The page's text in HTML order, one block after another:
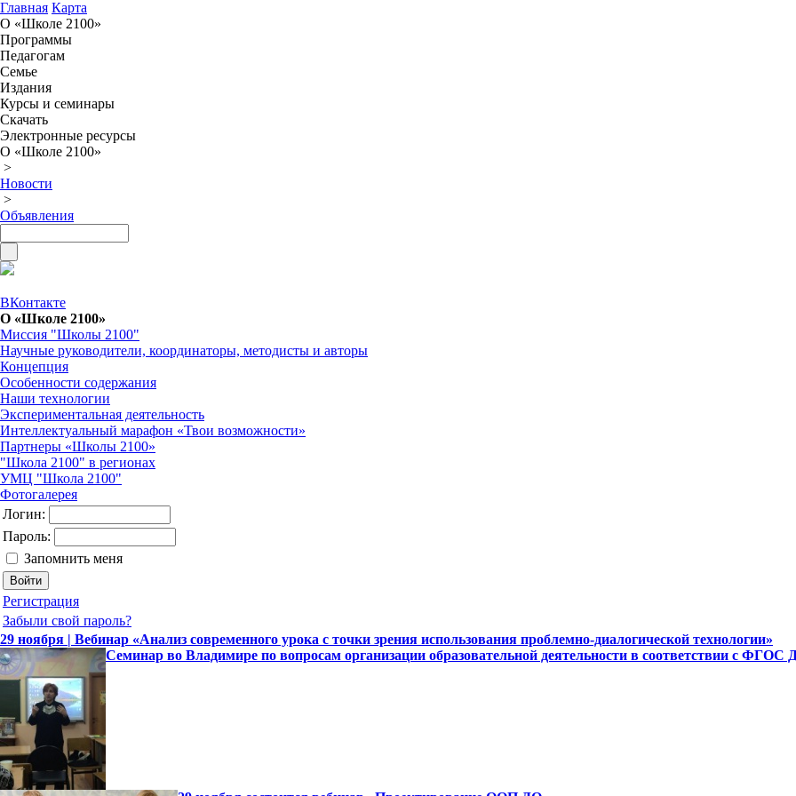
Главная Карта
О «Школе 2100»
Программы
Педагогам
Семье
Издания
Курсы и семинары
Скачать
Электронные ресурсы
О «Школе 2100»
>
Новости
>
Объявления
ВКонтакте
О «Школе 2100»
Миссия "Школы 2100"
Научные руководители, координаторы, методисты и авторы
Концепция
Особенности содержания
Наши технологии
Экспериментальная деятельность
Интеллектуальный марафон «Твои возможности»
Партнеры «Школы 2100»
"Школа 2100" в регионах
УМЦ "Школа 2100"
Фотогалерея
Логин:
Пароль:
Запомнить меня
Регистрация
Забыли свой пароль?
29 ноября | Вебинар «Анализ современного урока с точки зрения использования проблемно-диалогической технологии»
Семинар во Владимире по вопросам организации образовательной деятельности в соответствии с ФГОС